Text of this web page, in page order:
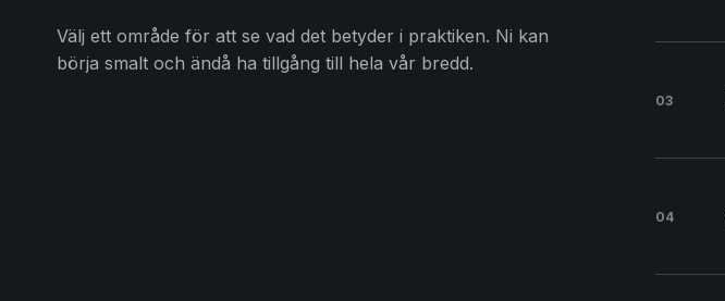
Välj ett område för att se vad det betyder i praktiken. Ni kan
börja smalt och ändå ha tillgång till hela vår bredd.
03
04